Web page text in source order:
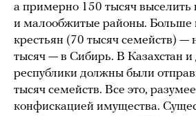
а примерно 150 тысяч выселить
и малообжитые районы. Больше
крестьян (70 тысяч семейств) —
тысяч — в Сибирь. В Казахстан и
республики должны были
тысяч семейств. Все это,
конфискацией имущества.